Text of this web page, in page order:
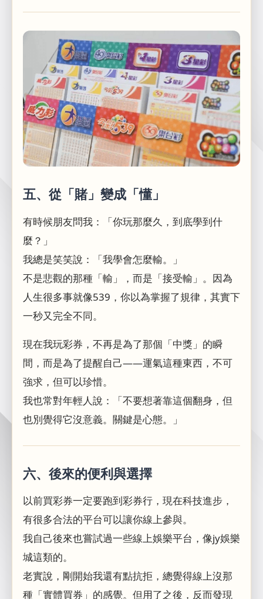
五、從「賭」變成「懂」
有時候朋友問我：「你玩那麼久，到底學到什
麼？」
我總是笑笑說：「我學會怎麼輸。」
不是悲觀的那種「輸」，而是「接受輸」。因為
人生很多事就像539，你以為掌握了規律，其實下
一秒又完全不同。
現在我玩彩券，不再是為了那個「中獎」的瞬
間，而是為了提醒自己——運氣這種東西，不可
強求，但可以珍惜。
我也常對年輕人說：「不要想著靠這個翻身，但
也別覺得它沒意義。關鍵是心態。」
六、後來的便利與選擇
以前買彩券一定要跑到彩券行，現在科技進步，
有很多合法的平台可以讓你線上參與。
我自己後來也嘗試過一些線上娛樂平台，像jy娛樂
城這類的。
老實說，剛開始我還有點抗拒，總覺得線上沒那
種「實體買券」的感覺。但用了之後，反而發現